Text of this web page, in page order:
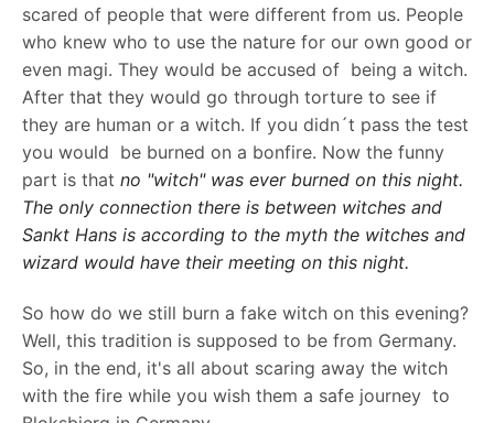
scared of people that were different from us. People
who knew who to use the nature for our own good or
even magi. They would be accused of being a witch.
After that they would go through torture to see if
they are human or a witch. If you didn´t pass the test
you would be burned on a bonfire. Now the funny
part is that no "witch" was ever burned on this night.
The only connection there is between witches and
Sankt Hans is according to the myth the witches and
wizard would have their meeting on this night.
So how do we still burn a fake witch on this evening?
Well, this tradition is supposed to be from Germany.
So, in the end, it's all about scaring away the witch
with the fire while you wish them a safe journey to